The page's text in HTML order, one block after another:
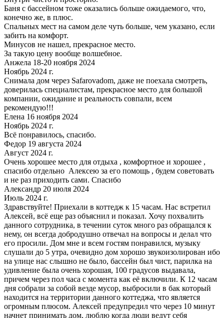
Баня с бассейном тоже оказались больше ожидаемого, что,
конечно же, в плюс.
Спальных мест на самом деле чуть больше, чем указано, если
забить на комфорт.
Минусов не нашел, прекрасное место.
За такую цену вообще волшебное.
Анжела 18-20 ноября 2024
Ноябрь 2024 г.
Снимала дом через Safarovadom, даже не поехала смотреть,
доверилась специалистам, прекрасное место для большой
компании, ожидание и реальность совпали, всем
рекомендую!!!
Елена 16 ноября 2024
Ноябрь 2024 г.
Всё понравилось, спасибо.
Федор 19 августа 2024
Август 2024 г.
Очень хорошее место для отдыха , комфортное и хорошее ,
спасибо отдельно Алексею за его помощь , будем советовать
и не раз приходить сами. Спасибо
Александр 20 июля 2024
Июль 2024 г.
Здравствуйте! Приехали в коттедж к 15 часам. Нас встретил
Алексей, всё еще раз объяснил и показал. Хочу похвалить
данного сотрудника, в течении суток много раз обращался к
нему, он всегда добродушно отвечал на вопросы и делал что
его просили. Дом мне и всем гостям понравился, музыку
слушали до 5 утра, очевидно дом хорошо звукоизолирован ибо
на улице нас слышно не было, бассейн был чист, парилка на
удивление была очень хорошая, 100 градусов выдавала,
причем через пол часа с момента как её включили. К 12 часам
дня собрали за собой везде мусор, выбросили в бак который
находится на территории данного коттеджа, что является
огромным плюсом. Алексей предупредил что через 10 минут
начнет принимать дом, люблю когда люди ведут себя